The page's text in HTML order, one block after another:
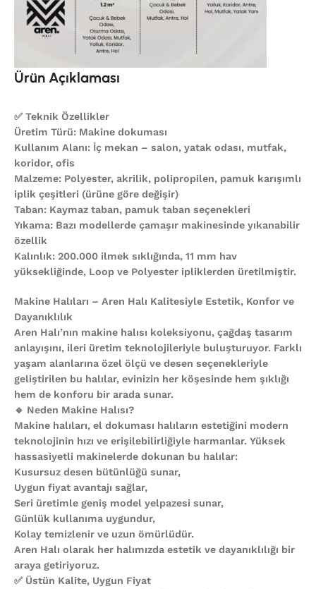
Ürün Açıklaması
✅ Teknik Özellikler
Üretim Türü: Makine dokuması
Kullanım Alanı: İç mekan – salon, yatak odası, mutfak,
koridor, ofis
Malzeme: Polyester, akrilik, polipropilen, pamuk karışımlı
iplik çeşitleri (ürüne göre değişir)
Taban: Kaymaz taban, pamuk taban seçenekleri
Yıkama: Bazı modellerde çamaşır makinesinde yıkanabilir
özellik
Kalınlık: 200.000 ilmek sıklığında, 11 mm hav
yüksekliğinde, Loop ve Polyester ipliklerden üretilmiştir.
Makine Halıları – Aren Halı Kalitesiyle Estetik, Konfor ve
Dayanıklılık
Aren Halı’nın makine halısı koleksiyonu, çağdaş tasarım
anlayışını, ileri üretim teknolojileriyle buluşturuyor. Farklı
yaşam alanlarına özel ölçü ve desen seçenekleriyle
geliştirilen bu halılar, evinizin her köşesinde hem şıklığı
hem de konforu bir arada sunar.
🔹 Neden Makine Halısı?
Makine halıları, el dokuması halıların estetiğini modern
teknolojinin hızı ve erişilebilirliğiyle harmanlar. Yüksek
hassasiyetli makinelerde dokunan bu halılar:
Kusursuz desen bütünlüğü sunar,
Uygun fiyat avantajı sağlar,
Seri üretimle geniş model yelpazesi sunar,
Günlük kullanıma uygundur,
Kolay temizlenir ve uzun ömürlüdür.
Aren Halı olarak her halımızda estetik ve dayanıklılığı bir
araya getiriyoruz.
✅ Üstün Kalite, Uygun Fiyat